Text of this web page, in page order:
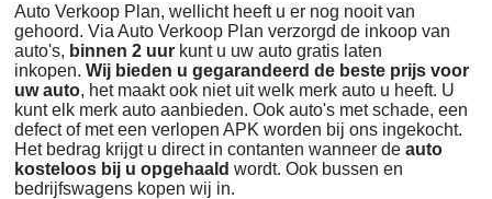
Auto Verkoop Plan, wellicht heeft u er nog nooit van
gehoord. Via Auto Verkoop Plan verzorgd de inkoop van
auto's, binnen 2 uur kunt u uw auto gratis laten
inkopen.Wij bieden u gegarandeerd de beste prijs voor
uw auto, het maakt ook niet uit welk merk auto u heeft. U
kunt elk merk auto aanbieden. Ook auto's met schade, een
defect of met een verlopen APK worden bij ons ingekocht.
Het bedrag krijgt u direct in contanten wanneer deauto
kosteloos bij u opgehaald wordt. Ook bussen en
bedrijfswagens kopen wij in.